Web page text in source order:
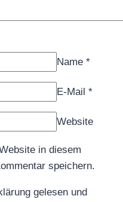
Name *
E-Mail *
Website
in diesem
speichern.
gelesen und